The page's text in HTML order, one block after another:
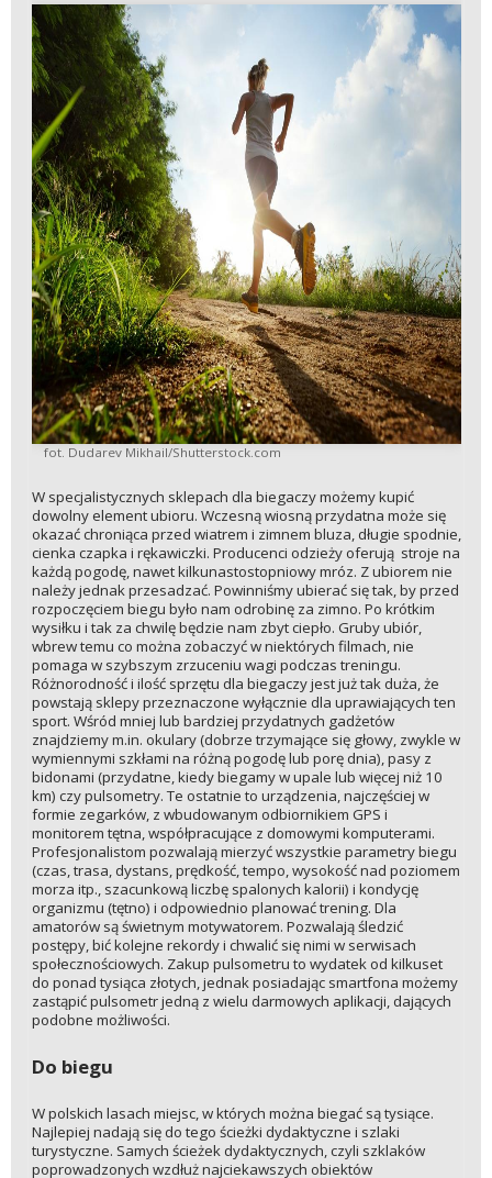
fot. Dudarev Mikhail/Shutterstock.com
W specjalistycznych sklepach dla biegaczy możemy kupić
dowolny element ubioru. Wczesną wiosną przydatna może się
okazać chroniąca przed wiatrem i zimnem bluza, długie spodnie,
cienka czapka i rękawiczki. Producenci odzieży oferują stroje na
każdą pogodę, nawet kilkunastostopniowy mróz. Z ubiorem nie
należy jednak przesadzać. Powinniśmy ubierać się tak, by przed
rozpoczęciem biegu było nam odrobinę za zimno. Po krótkim
wysiłku i tak za chwilę będzie nam zbyt ciepło. Gruby ubiór,
wbrew temu co można zobaczyć w niektórych filmach, nie
pomaga w szybszym zrzuceniu wagi podczas treningu.
Różnorodność i ilość sprzętu dla biegaczy jest już tak duża, że
powstają sklepy przeznaczone wyłącznie dla uprawiających ten
sport. Wśród mniej lub bardziej przydatnych gadżetów
znajdziemy m.in. okulary (dobrze trzymające się głowy, zwykle w
wymiennymi szkłami na różną pogodę lub porę dnia), pasy z
bidonami (przydatne, kiedy biegamy w upale lub więcej niż 10
km) czy pulsometry. Te ostatnie to urządzenia, najczęściej w
formie zegarków, z wbudowanym odbiornikiem GPS i
monitorem tętna, współpracujące z domowymi komputerami.
Profesjonalistom pozwalają mierzyć wszystkie parametry biegu
(czas, trasa, dystans, prędkość, tempo, wysokość nad poziomem
morza itp., szacunkową liczbę spalonych kalorii) i kondycję
organizmu (tętno) i odpowiednio planować trening. Dla
amatorów są świetnym motywatorem. Pozwalają śledzić
postępy, bić kolejne rekordy i chwalić się nimi w serwisach
społecznościowych. Zakup pulsometru to wydatek od kilkuset
do ponad tysiąca złotych, jednak posiadając smartfona możemy
zastąpić pulsometr jedną z wielu darmowych aplikacji, dających
podobne możliwości.
Do biegu
W polskich lasach miejsc, w których można biegać są tysiące.
Najlepiej nadają się do tego ścieżki dydaktyczne i szlaki
turystyczne. Samych ścieżek dydaktycznych, czyli szklaków
poprowadzonych wzdłuż najciekawszych obiektów